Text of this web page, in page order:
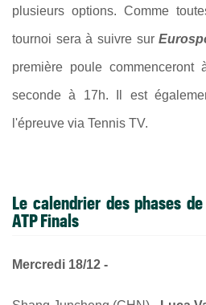
plusieurs options. Comme
tournoi sera à suivre sur
première poule
seconde à 17h. Il est
l'épreuve via Tennis TV.
Le calendrier des phases
ATP Finals
Mercredi 18/12 -